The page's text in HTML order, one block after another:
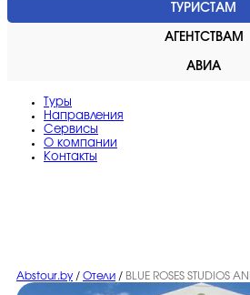
ТУРИСТАМ
АГЕНТСТВАМ
АВИА
Туры
Направления
Сервисы
O компании
Контакты
Abstour.by / Отели / BLUE ROSES STUDIOS